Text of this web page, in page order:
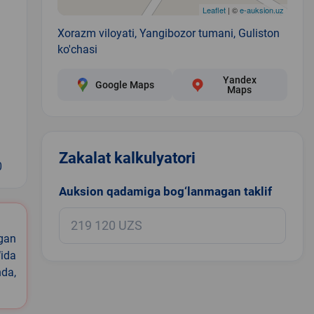
Leaflet| ©e-auksion.uz
Xorazm viloyati, Yangibozor tumani, Guliston
ko'chasi
Google Maps
Yandex
Maps
Zakalat kalkulyatori
Auksion qadamiga bog‘lanmagan taklif